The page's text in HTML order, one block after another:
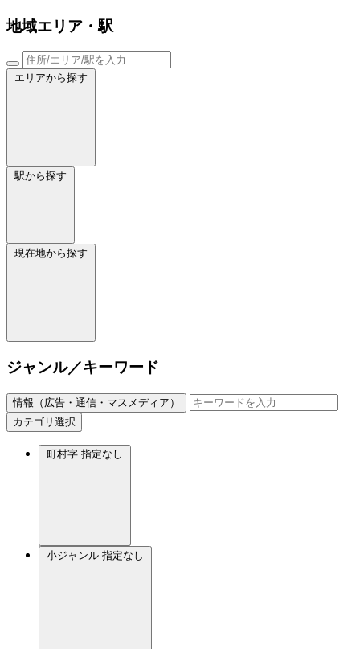
地域エリア・駅
エリアから探す
駅から探す
現在地から探す
ジャンル／キーワード
情報（広告・通信・マスメディア）
カテゴリ選択
町村字 指定なし
小ジャンル 指定なし